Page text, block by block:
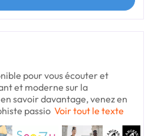
pour vous écouter et
et moderne sur la
savoir davantage, venez en
passio Voir tout le texte